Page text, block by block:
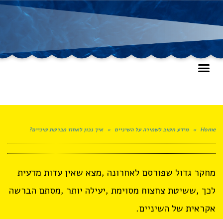
Home
» מידע חשוב לשמירה על השיניים » איך נכון לאחוז מברשת שיניים?
מחקר גדול שפורסם לאחרונה ,מצא שאין עדות מדעית
לכך ,ששיטת צחצוח מסוימת ,יעילה יותר ,מסתם הברשה
אקראית של השיניים.